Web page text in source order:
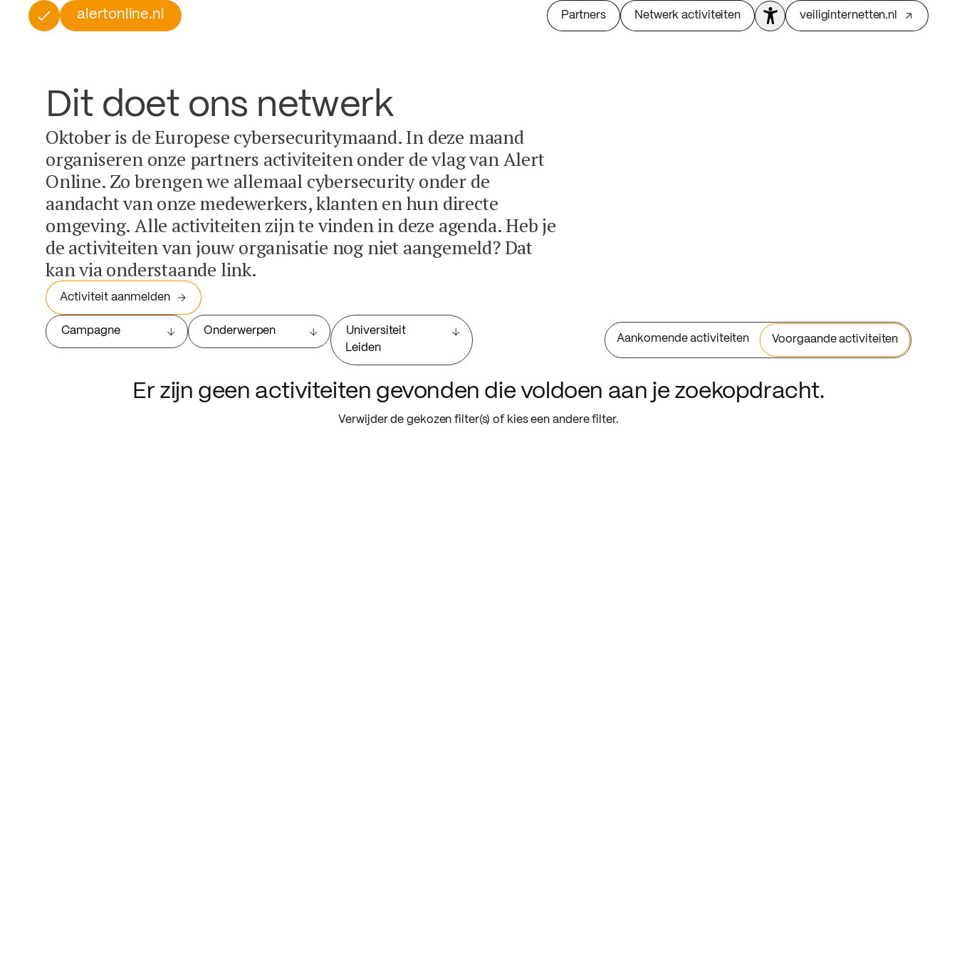
alertonline.nl Partners Netwerk activiteiten veiliginternetten.nl
Dit doet ons netwerk
Oktober is de Europese cybersecuritymaand. In deze maand
organiseren onze partners activiteiten onder de vlag van Alert
Online. Zo brengen we allemaal cybersecurity onder de
aandacht van onze medewerkers, klanten en hun directe
omgeving. Alle activiteiten zijn te vinden in deze agenda. Heb je
de activiteiten van jouw organisatie nog niet aangemeld? Dat
kan via onderstaande link.
Activiteit aanmelden
Campagne Onderwerpen
Universiteit
Leiden
Aankomende activiteiten Voorgaande activiteiten
Er zijn geen activiteiten gevonden die voldoen aan je zoekopdracht.
Verwijder de gekozen filter(s) of kies een andere filter.